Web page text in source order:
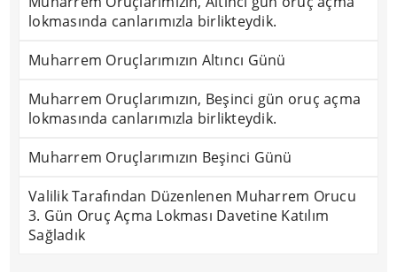
lokmasında canlarımızla birlikteydik.
Muharrem Oruçlarımızın Altıncı Günü
Muharrem Oruçlarımızın, Beşinci gün oruç açma
lokmasında canlarımızla birlikteydik.
Muharrem Oruçlarımızın Beşinci Günü
Valilik Tarafından Düzenlenen Muharrem Orucu
3. Gün Oruç Açma Lokması Davetine Katılım
Sağladık